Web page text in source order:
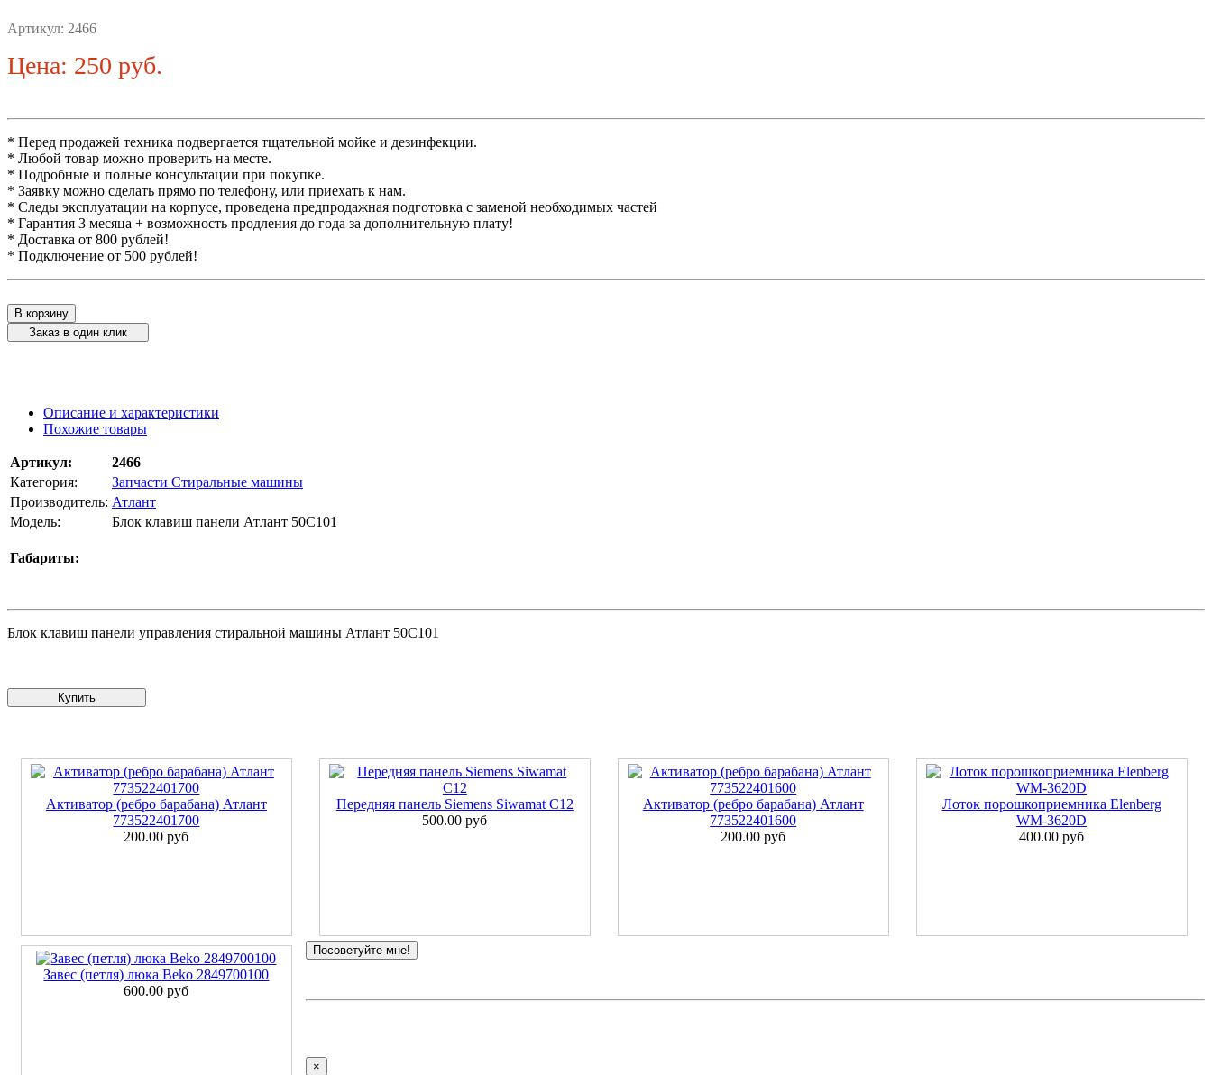
Артикул: 2466
Цена: 250 руб.
* Перед продажей техника подвергается тщательной мойке и дезинфекции.
* Любой товар можно проверить на месте.
* Подробные и полные консультации при покупке.
* Заявку можно сделать прямо по телефону, или приехать к нам.
* Следы эксплуатации на корпусе, проведена предпродажная подготовка с заменой необходимых частей
* Гарантия 3 месяца + возможность продления до года за дополнительную плату!
* Доставка от 800 рублей!
* Подключение от 500 рублей!
В корзину
Заказ в один клик
Описание и характеристики
Похожие товары
Артикул:
2466
Категория:
Запчасти Стиральные машины
Производитель: Атлант
Модель:
Блок клавиш панели Атлант 50С101
Габариты:
Блок клавиш панели управления стиральной машины Атлант 50С101
Активатор (ребро барабана) Атлант
773522401700
200.00 руб
Передняя панель Siemens Siwamat C12
500.00 руб
Активатор (ребро барабана) Атлант
773522401600
200.00 руб
Лоток порошкоприемника Elenberg
WM-3620D
400.00 руб
Завес (петля) люка Beko 2849700100
600.00 руб
Посоветуйте мне!
×